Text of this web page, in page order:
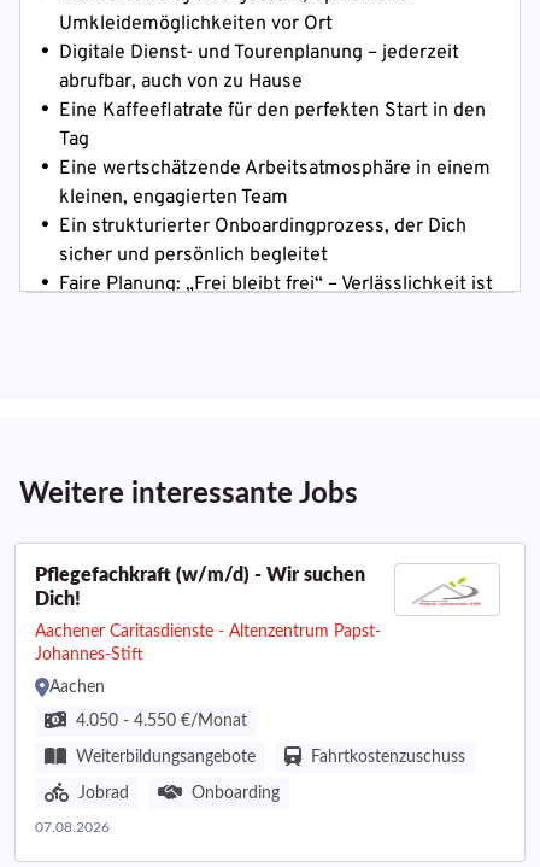
Weitere interessante Jobs
Pflegefachkraft (w/m/d) - Wir suchen
Dich!
Aachener Caritasdienste - Altenzentrum Papst-
Johannes-Stift
Aachen
4.050 - 4.550 €/Monat
Weiterbildungsangebote Fahrtkostenzuschuss
Jobrad Onboarding
07.08.2026